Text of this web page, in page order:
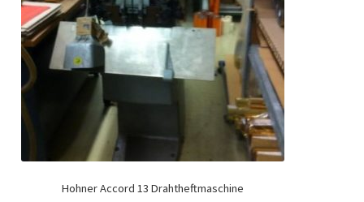
Hohner Accord 13 Drahtheftmaschine